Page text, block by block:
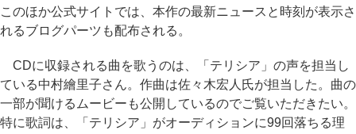
このほか公式サイトでは、本作の最新ニュースと時刻が表示さ
れるブログパーツも配布される。
CDに収録される曲を歌うのは、「テリシア」の声を担当し
ている中村繪里子さん。作曲は佐々木宏人氏が担当した。曲の
一部が聞けるムービーも公開しているのでご覧いただきたい。
特に歌詞は、「テリシア」がオーディションに99回落ちる理